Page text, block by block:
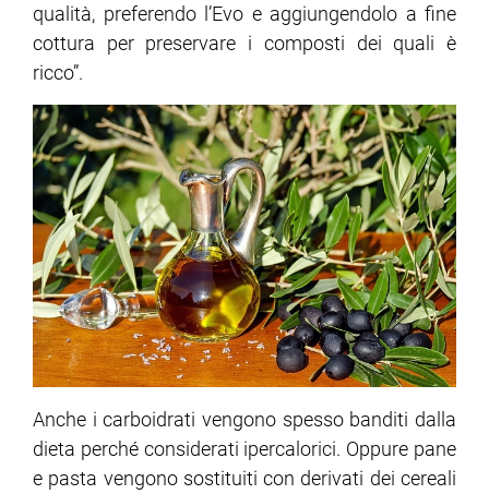
qualità, preferendo l’Evo e aggiungendolo a fine
cottura per preservare i composti dei quali è
ricco”.
Anche i carboidrati vengono spesso banditi dalla
dieta perché considerati ipercalorici. Oppure pane
e pasta vengono sostituiti con derivati dei cereali